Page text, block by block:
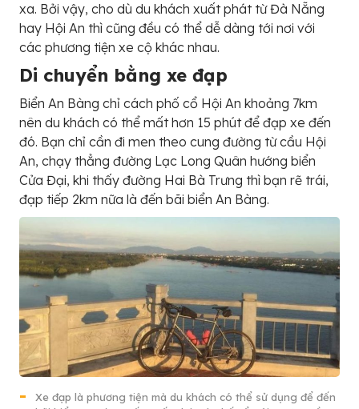
xa. Bởi vậy, cho dù du khách xuất phát từ Đà Nẵng
hay Hội An thì cũng đều có thể dễ dàng tới nơi với
các phương tiện xe cộ khác nhau.
Di chuyển bằng xe đạp
Biển An Bàng chỉ cách phố cổ Hội An khoảng 7km
nên du khách có thể mất hơn 15 phút để đạp xe đến
đó. Bạn chỉ cần đi men theo cung đường từ cầu Hội
An, chạy thẳng đường Lạc Long Quân hướng biển
Cửa Đại, khi thấy đường Hai Bà Trưng thì bạn rẽ trái,
đạp tiếp 2km nữa là đến bãi biển An Bàng.
Xe đạp là phương tiện mà du khách có thể sử dụng để đến